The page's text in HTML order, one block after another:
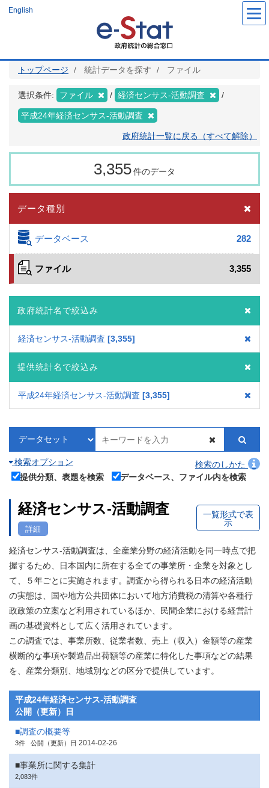
ツ
English
トップページ 統計データを探す ファイル
選択条件: ファイル 経済センサス‐活動調査
平成24年経済センサス‐活動調査
政府統計一覧に戻る（すべて解除）
3,355件のデータ
データ種別
データベース 282
ファイル 3,355
政府統計名で絞込み
経済センサス‐活動調査 3,355
提供統計名で絞込み
平成24年経済センサス‐活動調査 3,355
検索オプション
検索のしかた
提供分類、表題を検索
データベース、ファイル内を検索
経済センサス‐活動調査
詳細
一覧形式で表
示
経済センサス‐活動調査は、全産業分野の経済活動を同一時点で把
握するため、日本国内に所在する全ての事業所・企業を対象とし
て、５年ごとに実施されます。調査から得られる日本の経済活動
の実態は、国や地方公共団体において地方消費税の清算や各種行
政政策の立案など利用されているほか、民間企業における経営計
画の基礎資料として広く活用されています。
この調査では、事業所数、従業者数、売上（収入）金額等の産業
横断的な事項や製造品出荷額等の産業に特化した事項などの結果
を、産業分類別、地域別などの区分で提供しています。
平成24年経済センサス‐活動調査
公開（更新）日
■調査の概要等
3件 公開（更新）日 2014-02-26
■事業所に関する集計
2,083件